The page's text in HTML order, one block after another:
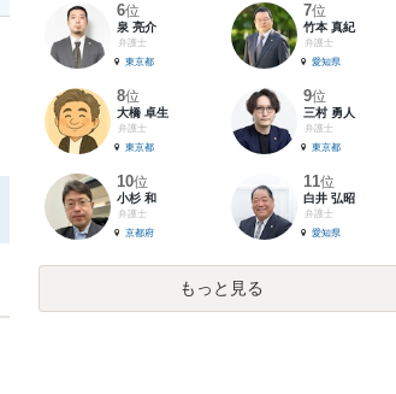
6位
泉 亮介
弁護士
東京都
7位
竹本 真紀
弁護士
愛知県
8位
大橋 卓生
弁護士
東京都
9位
三村 勇人
弁護士
東京都
10位
小杉 和
弁護士
京都府
11位
白井 弘昭
弁護士
愛知県
もっと見る